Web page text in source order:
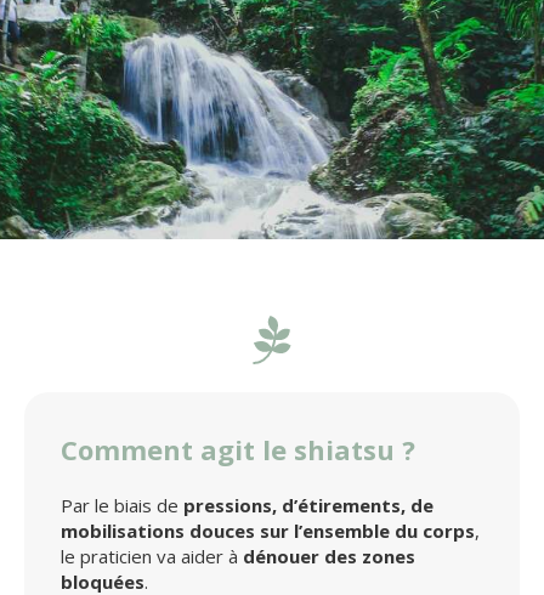
Comment agit le shiatsu ?
Par le biais de pressions, d’étirements, de
mobilisations douces sur l’ensemble du corps,
le praticien va aider à dénouer des zones
bloquées.